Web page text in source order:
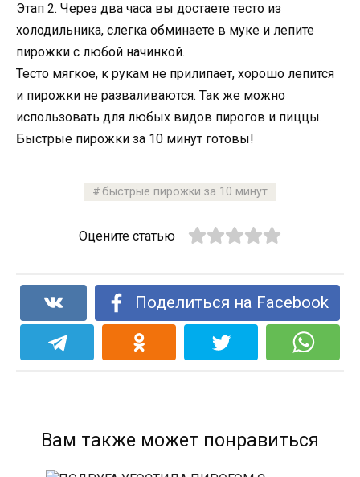
Этап 2. Через два часа вы достаете тесто из
холодильника, слегка обминаете в муке и лепите
пирожки с любой начинкой.
Тесто мягкое, к рукам не прилипает, хорошо лепится
и пирожки не разваливаются. Так же можно
использовать для любых видов пирогов и пиццы.
Быстрые пирожки за 10 минут готовы!
быстрые пирожки за 10 минут
Оцените статью
Поделиться на Facebook
Вам также может понравиться